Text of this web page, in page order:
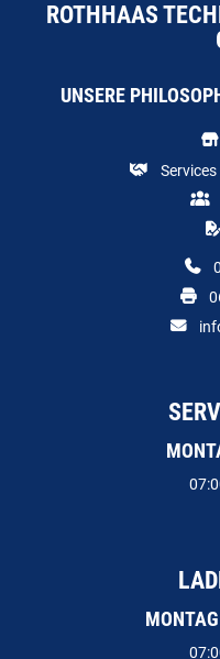
ROTHHAAS
UNSERE